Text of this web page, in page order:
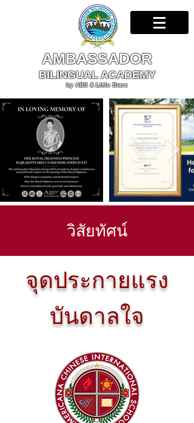
AMBASSADOR
BILINGUAL ACADEMY
by ABS & Little Stars
วิสัยทัศน์
จุดประกายแรง
บันดาลใจ